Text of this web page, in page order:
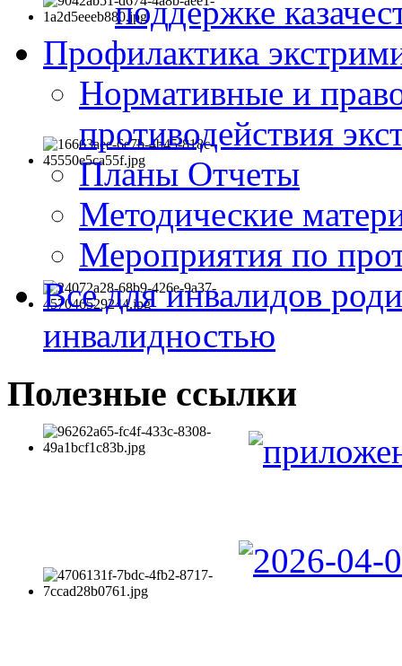
поддержке
Профилактика
Нормативные и
противодействия
Планы Отчеты
Методические
Мероприятия по
Все для инвалидов
инвалидностью
Полезные ссылки